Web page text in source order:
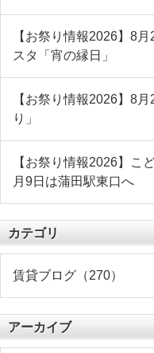
【お祭り情報2026】8
スタ「宵の縁日」
【お祭り情報2026】8
り」
【お祭り情報2026】こ
月9日は蒲田駅東口へ
カテゴリ
賃貸ブログ（270）
アーカイブ